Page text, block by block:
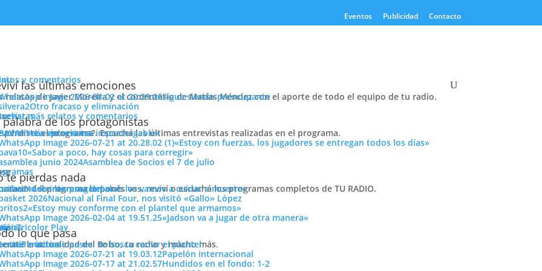
Eventos Publicidad Contacto
y comentarios
las últimas emociones
relatos de Javier Moreira y el comentario de Matías Méndez con el aporte de todo el equipo de tu radio.
Sigue siendo preocupante
Otro fracaso y eliminación
más relatos y comentarios
palabra de los protagonistas
perdiste el programa?. Escuchá las últimas entrevistas realizadas en el programa.
más entrevistas
«La victoria era impostergable»
«Estoy con fuerzas, los jugadores se entregan todos los días»
«Sabor a poco, hay cosas para corregir»
Asamblea de Socios el 7 de julio
te pierdas nada
del programa lo ponés vos, reviví o escuchá los programas completos de TU RADIO.
todos los programas
«Los intereses del club los vamos a cuidar a muerte»
Nacional al Final Four, nos visitó «Gallo» López
«Estoy muy conforme con el plantel que armamos»
«Jadson va a jugar de otra manera»
Play
lo que pasa
la actualidad del Bolso, tu radio y mucho más.
más noticias
Período de pases: se busca cerrar el plantel
Papelón internacional
Hundidos en el fondo: 1-2
suplemento deportivo Ovación del diario EL PAÍS, como así también la
dieron a Pasión Tricolor 1010 Am la transmisión más escuchada
orgullo y compromiso para todos quienes integramos este lindo
Tweets by PasionTricolor1